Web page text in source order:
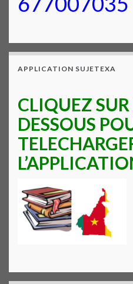
APPLICATION SUJETEXA
CLIQUEZ SUR
DESSOUS